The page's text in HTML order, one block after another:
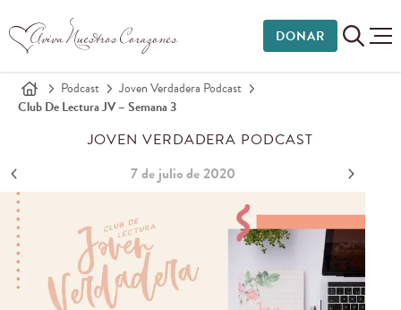
DONAR
Podcast
Joven Verdadera Podcast
Club De Lectura JV – Semana 3
JOVEN VERDADERA PODCAST
7 de julio de 2020